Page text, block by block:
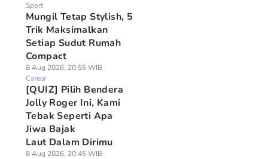
Sport
Mungil Tetap Stylish, 5
Trik Maksimalkan
Setiap Sudut Rumah
Compact
8 Aug 2026, 20:55 WIB
Career
[QUIZ] Pilih Bendera
Jolly Roger Ini, Kami
Tebak Seperti Apa
Jiwa Bajak
Laut Dalam Dirimu
8 Aug 2026, 20:45 WIB